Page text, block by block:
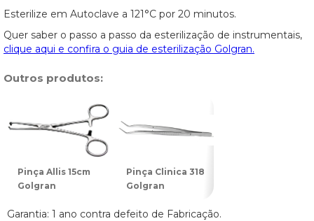
Esterilize em Autoclave a 121°C por 20 minutos.
Quer saber o passo a passo da esterilização de instrumentais,
clique aqui e confira o guia de esterilização Golgran.
Outros produtos:
Pinça Allis 15cm
Golgran
Pinça Clinica 318
Golgran
Garantia: 1 ano contra defeito de Fabricação.